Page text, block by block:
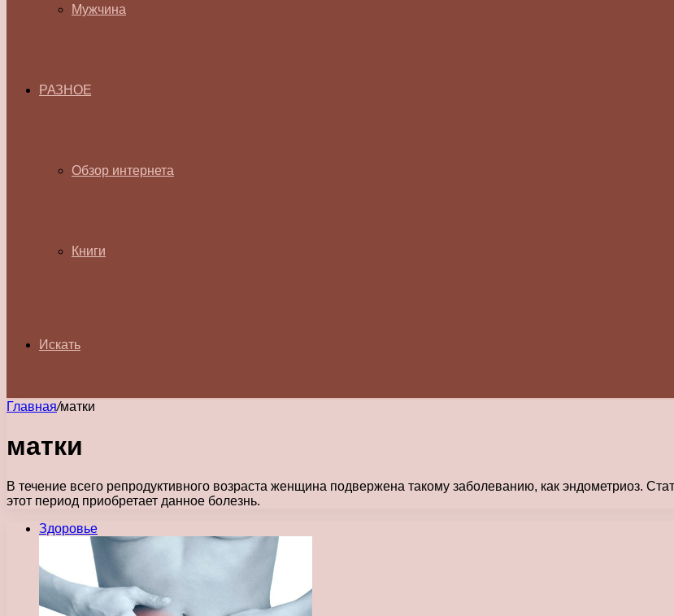
Мужчина
РАЗНОЕ
Обзор интернета
Книги
Искать
Главная/матки
матки
В течение всего репродуктивного возраста женщина подвержена такому заболеванию, как эндометриоз.
этот период приобретает данное болезнь.
Здоровье